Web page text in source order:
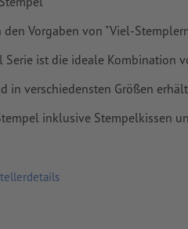
Vorgaben von "Viel-
Serie ist die ideale Kombination
in verschiedensten Größen
inklusive Stempelkissen